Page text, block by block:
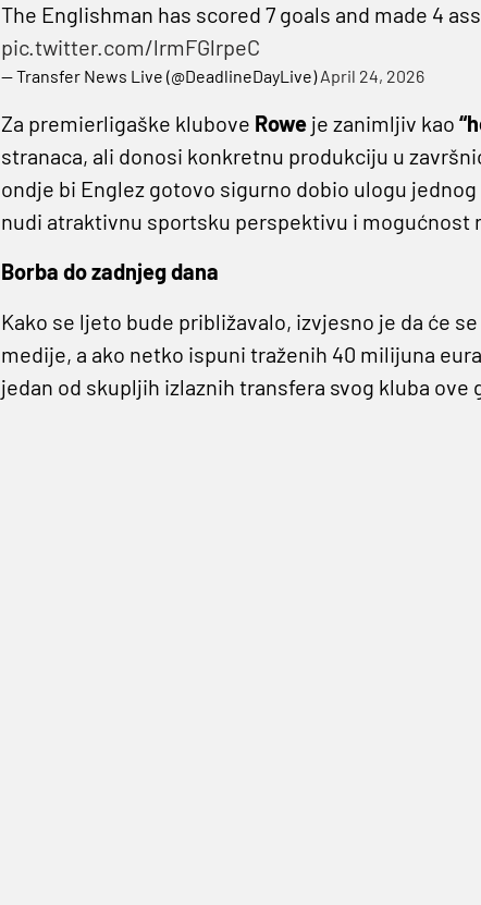
The Englishman has scored 7 goals and made 4
pic.twitter.com/lrmFGlrpeC
— Transfer News Live (@DeadlineDayLive)April 24, 2026
Za premierligaške klubove Roweje zanimljiv kao
stranaca, ali donosi konkretnu produkciju u
ondje bi Englez gotovo sigurno dobio ulogu
nudi atraktivnu sportsku perspektivu i mogućnost
Borba do zadnjeg dana
Kako se ljeto bude približavalo, izvjesno je da će
medije, a ako netko ispuni traženih 40 milijuna
jedan od skupljih izlaznih transfera svog kluba ove